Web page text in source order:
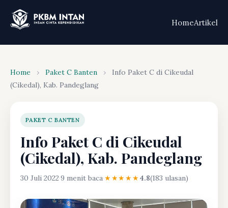
HomeArtikel
Home › Paket C Banten ›
Info Paket C di Cikeudal
(Cikedal), Kab. Pandeglang
PAKET C BANTEN
Info Paket C di Cikeudal
(Cikedal), Kab. Pandeglang
30 Juli 2022·9 menit baca·★★★★★4.8(183 ulasan)